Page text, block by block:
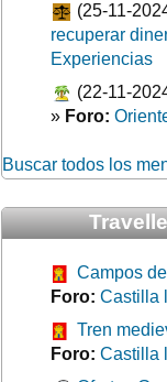
(25-11-
recuperar
Experiencias
(22-11-
» Foro:
Buscar todos los
Campos
Foro: Castilla
Tren
Foro: Castilla